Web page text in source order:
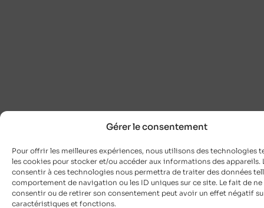
Gérer le consentement
Pour offrir les meilleures expériences, nous utilisons des technologies
les cookies pour stocker et/ou accéder aux informations des appareils.
consentir à ces technologies nous permettra de traiter des données
comportement de navigation ou les ID uniques sur ce site. Le fait de ne
consentir ou de retirer son consentement peut avoir un effet négatif
caractéristiques et fonctions.